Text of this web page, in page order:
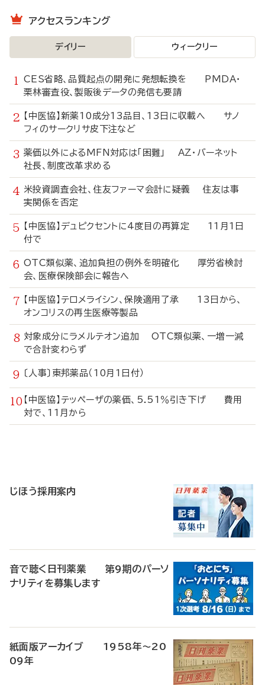
アクセスランキング
デイリー ウィークリー
CES省略、品質起点の開発に発想転換を PMDA・
栗林審査役、製販後データの発信も要請
【中医協】新薬10成分13品目、13日に収載へ サノ
フィのサークリサ皮下注など
薬価以外によるMFN対応は「困難」 AZ・バーネット
社長、制度改革求める
米投資調査会社、住友ファーマ会計に疑義 住友は事
実関係を否定
【中医協】デュピクセントに4度目の再算定 11月1日
付で
OTC類似薬、追加負担の例外を明確化 厚労省検討
会、医療保険部会に報告へ
【中医協】テロメライシン、保険適用了承 13日から、
オンコリスの再生医療等製品
対象成分にラメルテオン追加 OTC類似薬、一増一減
で合計変わらず
〔人事〕東邦薬品（10月1日付）
【中医協】テッペーザの薬価、5.51％引き下げ 費用
対で、11月から
じほう採用案内
音で聴く日刊薬業 第9期のパーソ
ナリティを募集します
紙面版アーカイブ 1958年～20
09年